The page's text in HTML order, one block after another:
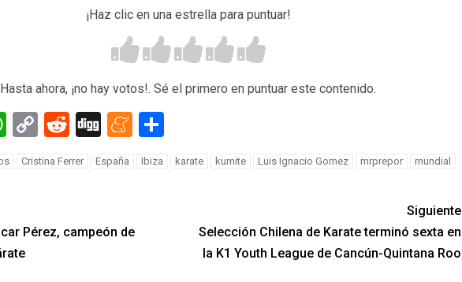
¡Haz clic en una estrella para puntuar!
Hasta ahora, ¡no hay votos!. Sé el primero en puntuar este contenido.
WhatsApp
Copy
Link
RedditDiggMeneame
Cristina Ferrer España Ibiza karate kumite Luis Ignacio Gomez mrprepor
mundial
Pérez, campeón de
Siguiente
Selección Chilena de Karate terminó sexta en
la K1 Youth League de Cancún-Quintana Roo